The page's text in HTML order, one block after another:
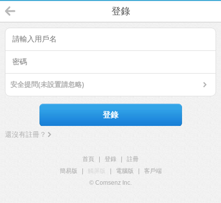
登錄
安全提問(未設置請忽略)
登錄
還沒有註冊？
首頁 登錄
註冊
簡易版
觸屏版 電腦版
客戶端
© Comsenz Inc.